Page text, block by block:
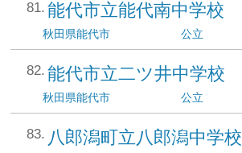
能代市立能代南中学校
秋田県能代市 公立
能代市立二ツ井中学校
秋田県能代市 公立
八郎潟町立八郎潟中学校